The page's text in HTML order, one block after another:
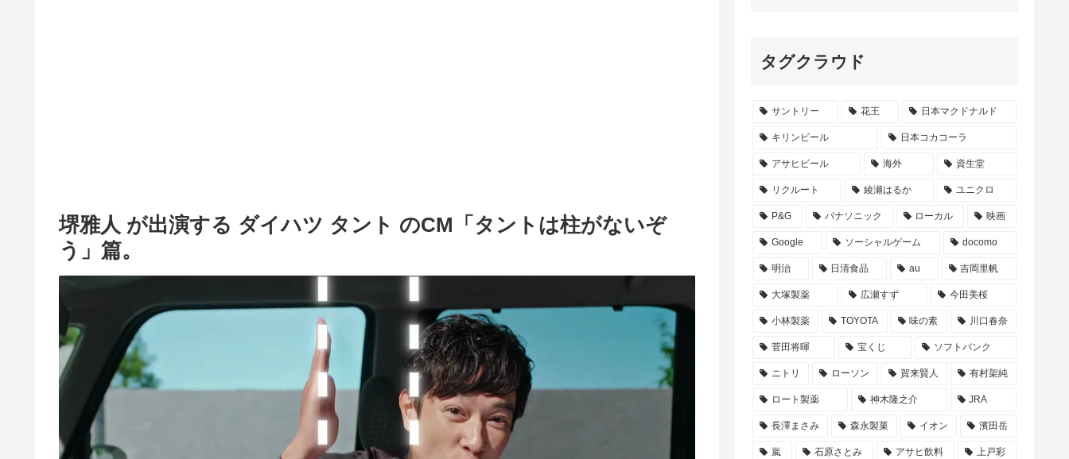
堺雅人 が出演する ダイハツ タント のCM「タントは柱がないぞ
う」篇。
タグクラウド
サントリー 花王 日本マクドナルド
キリンビール 日本コカコーラ
アサヒビール 海外 資生堂
リクルート 綾瀬はるか ユニクロ
P&G パナソニック ローカル 映画
Google ソーシャルゲーム docomo
明治 日清食品 au 吉岡里帆
大塚製薬 広瀬すず 今田美桜
小林製薬 TOYOTA 味の素 川口春奈
菅田将暉 宝くじ ソフトバンク
ニトリ ローソン 賀来賢人 有村架純
ロート製薬 神木隆之介 JRA
長澤まさみ 森永製菓 イオン 濱田岳
嵐 石原さとみ アサヒ飲料 上戸彩